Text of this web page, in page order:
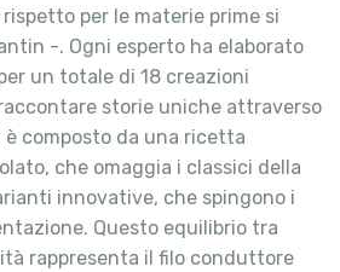
per le materie prime si
-. Ogni esperto ha elaborato
un totale di 18 creazioni
storie uniche attraverso
composto da una ricetta
che omaggia i classici della
innovative, che spingono i
Questo equilibrio tra
rappresenta il filo conduttore